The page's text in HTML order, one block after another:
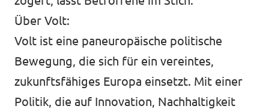
Über Volt:
Volt ist eine paneuropäische politische
Bewegung, die sich für ein vereintes,
zukunftsfähiges Europa einsetzt. Mit einer
Politik, die auf Innovation, Nachhaltigkeit